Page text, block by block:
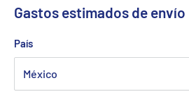
Gastos estimados de envío
País